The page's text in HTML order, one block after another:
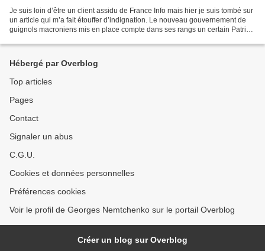
Je suis loin d’être un client assidu de France Info mais hier je suis tombé sur
un article qui m’a fait étouffer d’indignation. Le nouveau gouvernement de
guignols macroniens mis en place compte dans ses rangs un certain Patrick
Hébergé par Overblog
Top articles
Pages
Contact
Signaler un abus
C.G.U.
Cookies et données personnelles
Préférences cookies
Voir le profil de Georges Nemtchenko sur le portail Overblog
Créer un blog sur Overblog